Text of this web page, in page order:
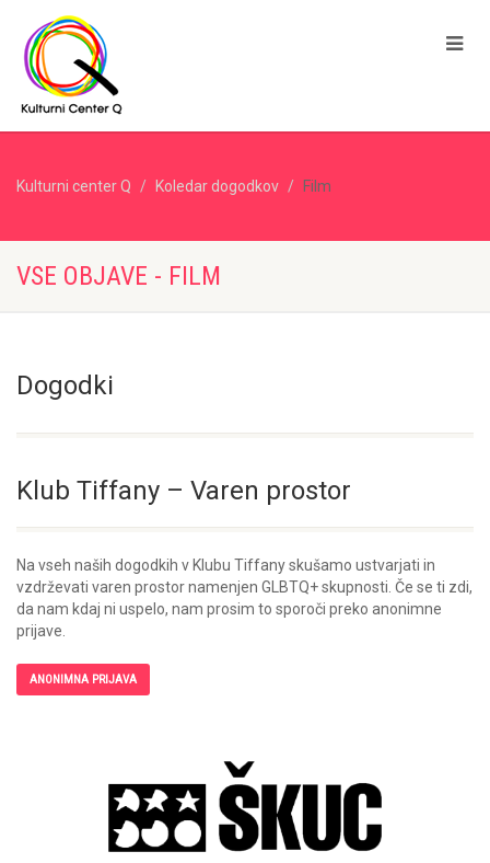
Kulturni center Q Koledar dogodkov Film
VSE OBJAVE - FILM
Dogodki
Klub Tiffany – Varen prostor
Na vseh naših dogodkih v Klubu Tiffany skušamo ustvarjati in
vzdrževati varen prostor namenjen GLBTQ+ skupnosti. Če se ti zdi,
da nam kdaj ni uspelo, nam prosim to sporoči preko anonimne
prijave.
ANONIMNA PRIJAVA